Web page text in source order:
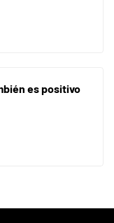
es positivo